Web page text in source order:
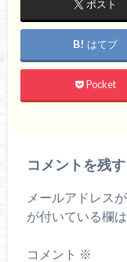
ポスト
はてブ
Pocket
コメントを残す
メールアドレス
が付いている欄
コメント ※